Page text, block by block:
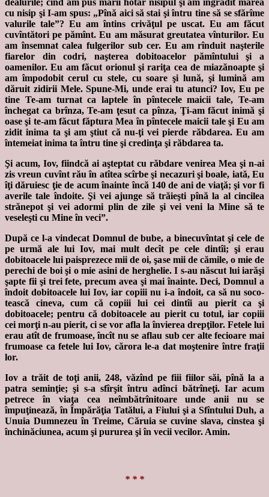
dealurile; cînd am pus mării hotar nisipul şi am îngrădit marea
cu nisip şi I-am spus: „Pînă aici să stai şi întru tine să se sfărîme
valurile tale”? Eu am întins crivăţul pe uscat. Eu am făcut
cuvîntători pe pămînt. Eu am măsurat greutatea vînturilor. Eu
am însemnat calea fulgerilor sub cer. Eu am rînduit naşterile
fiarelor din codri, naşterea dobitoacelor pămîntului şi a
oamenilor. Eu am făcut orionul şi rariţa cea de miazănoapte şi
am împodobit cerul cu stele, cu soare şi lună, şi lumină am
dăruit zidirii Mele. Spune-Mi, unde erai tu atunci? Iov, Eu pe
tine Te-am turnat ca laptele în pîntecele maicii tale, Te-am
închegat ca brînza, Te-am ţesut ca pînza, Ţi-am făcut inimă şi
oase şi te-am făcut făptura Mea în pîntecele maicii tale şi Eu am
zidit inima ta şi am ştiut că nu-ţi vei pierde răbdarea. Eu am
întemeiat inima ta întru tine şi credinţa şi răbdarea ta.
Şi acum, Iov, fiindcă ai aşteptat cu răbdare venirea Mea şi n-ai
zis vreun cuvînt rău în atîtea scîrbe şi necazuri şi boale, iată, Eu
îţi dăruiesc ţie de acum înainte încă 140 de ani de viaţă; şi vor fi
averile tale îndoite. Şi vei ajunge să trăieşti pînă la al cincilea
strănepot şi vei adormi plin de zile şi vei veni la Mine să te
veseleşti cu Mine în veci”.
După ce l-a vindecat Domnul de bube, a binecuvîntat şi cele de
pe urmă ale lui Iov, mai mult decît pe cele dintîi; şi erau
dobitoacele lui paisprezece mii de oi, şase mii de cămile, o mie de
perechi de boi şi o mie asini de herghelie. I s-au născut lui iarăşi
şapte fii şi trei fete, precum avea şi mai înainte. Deci, Domnul a
îndoit dobitoacele lui Iov, iar copiii nu i-a îndoit, ca să nu soco-
tească cineva, cum că copiii lui cei dintîi au pierit ca şi
dobitoacele; pentru că dobitoacele au pierit cu totul, iar copiii
cei morţi n-au pierit, ci se vor afla la învierea drepţilor. Fetele lui
erau atît de frumoase, încît nu se aflau sub cer alte fecioare mai
frumoase ca fetele lui Iov, cărora le-a dat moştenire între fraţii
lor.
Iov a trăit de toţi anii, 248, văzînd pe fiii fiilor săi, pînă la a
patra seminţie; şi s-a sfîrşit întru adînci bătrîneţi. Iar acum
petrece în viaţa cea neîmbătrînitoare unde anii nu se
împuţinează, în Împărăţia Tatălui, a Fiului şi a Sfîntului Duh, a
Unuia Dumnezeu în Treime, Căruia se cuvine slava, cinstea şi
închinăciunea, acum şi pururea şi în vecii vecilor. Amin.
* * *